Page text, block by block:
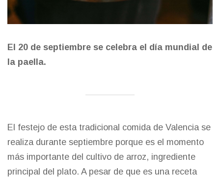
El 20 de septiembre se celebra el día mundial de
la paella.
El festejo de esta tradicional comida de Valencia se
realiza durante septiembre porque es el momento
más importante del cultivo de arroz, ingrediente
principal del plato. A pesar de que es una receta